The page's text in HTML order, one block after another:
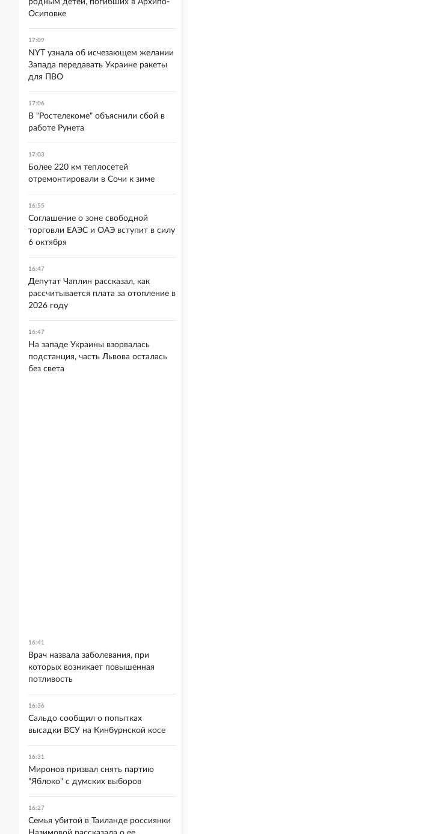
родным детей, погибших в Архипо-
Осиповке
17:09
NYT узнала об исчезающем желании
Запада передавать Украине ракеты
для ПВО
17:06
В "Ростелекоме" объяснили сбой в
работе Рунета
17:03
Более 220 км теплосетей
отремонтировали в Сочи к зиме
16:55
Соглашение о зоне свободной
торговли ЕАЭС и ОАЭ вступит в силу
6 октября
16:47
Депутат Чаплин рассказал, как
рассчитывается плата за отопление в
2026 году
16:47
На западе Украины взорвалась
подстанция, часть Львова осталась
без света
16:41
Врач назвала заболевания, при
которых возникает повышенная
потливость
16:36
Сальдо сообщил о попытках
высадки ВСУ на Кинбурнской косе
16:31
Миронов призвал снять партию
"Яблоко" с думских выборов
16:27
Семья убитой в Таиланде россиянки